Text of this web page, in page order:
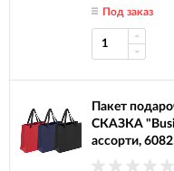
Под заказ
Пакет
СКАЗКА
ассорти,